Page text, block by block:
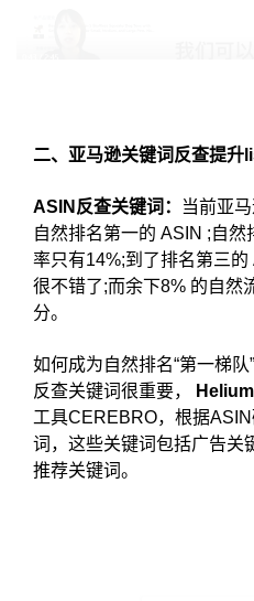
二、亚马逊关键词反查提升
ASIN反查关键词：
当前亚
自然排名第一的 ASIN ;自
率只有14%;到了排名第三
很不错了;而余下8% 的自然
分。
如何成为自然排名“第一梯
反查关键词很重要，
工具CEREBRO，根据
词，这些关键词包括广告关
推荐关键词。